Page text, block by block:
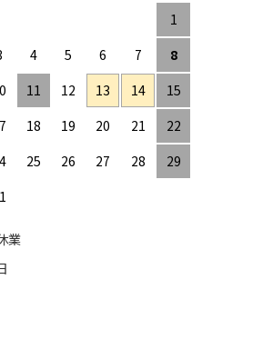
1
4 5 6 7
8
11 12 13 14
15
18 19 20 21
22
25 26 27 28
29
業